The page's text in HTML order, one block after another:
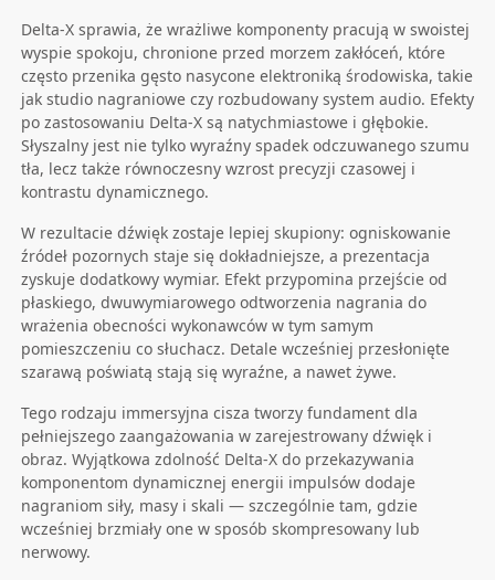
Delta-X sprawia, że wrażliwe komponenty pracują w swoistej
wyspie spokoju, chronione przed morzem zakłóceń, które
często przenika gęsto nasycone elektroniką środowiska, takie
jak studio nagraniowe czy rozbudowany system audio. Efekty
po zastosowaniu Delta-X są natychmiastowe i głębokie.
Słyszalny jest nie tylko wyraźny spadek odczuwanego szumu
tła, lecz także równoczesny wzrost precyzji czasowej i
kontrastu dynamicznego.
W rezultacie dźwięk zostaje lepiej skupiony: ogniskowanie
źródeł pozornych staje się dokładniejsze, a prezentacja
zyskuje dodatkowy wymiar. Efekt przypomina przejście od
płaskiego, dwuwymiarowego odtworzenia nagrania do
wrażenia obecności wykonawców w tym samym
pomieszczeniu co słuchacz. Detale wcześniej przesłonięte
szarawą poświatą stają się wyraźne, a nawet żywe.
Tego rodzaju immersyjna cisza tworzy fundament dla
pełniejszego zaangażowania w zarejestrowany dźwięk i
obraz. Wyjątkowa zdolność Delta-X do przekazywania
komponentom dynamicznej energii impulsów dodaje
nagraniom siły, masy i skali — szczególnie tam, gdzie
wcześniej brzmiały one w sposób skompresowany lub
nerwowy.